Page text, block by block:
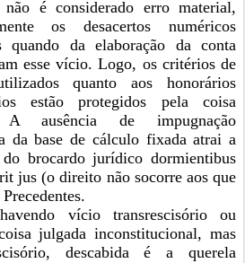
não é considerado erro material,
os desacertos numéricos
quando da elaboração da conta
esse vício. Logo, os critérios de
quanto aos honorários
estão protegidos pela coisa
A ausência de impugnação
da base de cálculo fixada atrai a
do brocardo jurídico dormientibus
jus (o direito não socorre aos que
vício transrescisório ou
julgada inconstitucional, mas
descabida é a querela